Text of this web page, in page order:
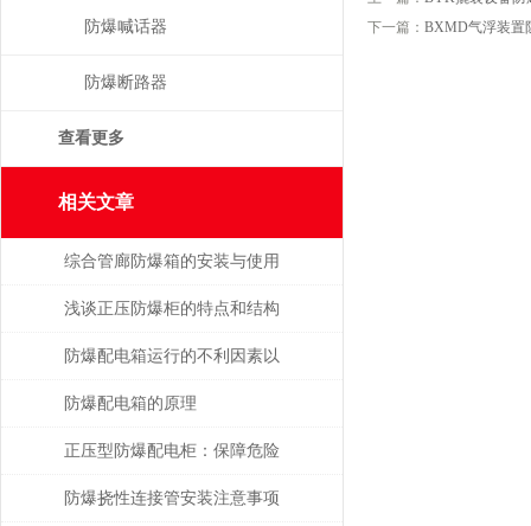
下一篇： BXMD气浮装置
防爆喊话器
防爆断路器
查看更多
相关文章
综合管廊防爆箱的安装与使用
规范
浅谈正压防爆柜的特点和结构
形式
防爆配电箱运行的不利因素以
及应对策略
防爆配电箱的原理
正压型防爆配电柜：保障危险
场所电气安全的利器
防爆挠性连接管安装注意事项